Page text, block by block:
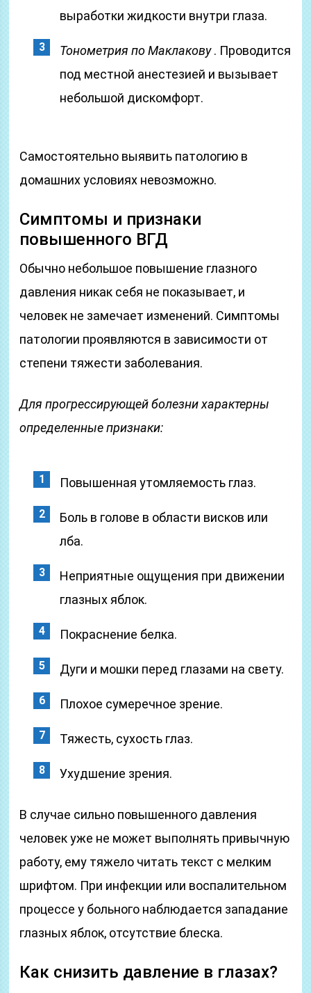
выработки жидкости внутри глаза.
Тонометрия по Маклакову. Проводится
под местной анестезией и вызывает
небольшой дискомфорт.
Самостоятельно выявить патологию в
домашних условиях невозможно.
Симптомы и признаки
повышенного ВГД
Обычно небольшое повышение глазного
давления никак себя не показывает, и
человек не замечает изменений. Симптомы
патологии проявляются в зависимости от
степени тяжести заболевания.
Для прогрессирующей болезни характерны
определенные признаки:
Повышенная утомляемость глаз.
Боль в голове в области висков или
лба.
Неприятные ощущения при движении
глазных яблок.
Покраснение белка.
Дуги и мошки перед глазами на свету.
Плохое сумеречное зрение.
Тяжесть, сухость глаз.
Ухудшение зрения.
В случае сильно повышенного давления
человек уже не может выполнять привычную
работу, ему тяжело читать текст с мелким
шрифтом. При инфекции или воспалительном
процессе у больного наблюдается западание
глазных яблок, отсутствие блеска.
Как снизить давление в глазах?